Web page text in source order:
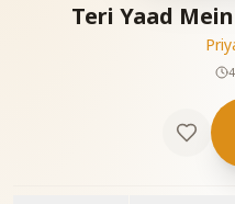
Teri Yaad